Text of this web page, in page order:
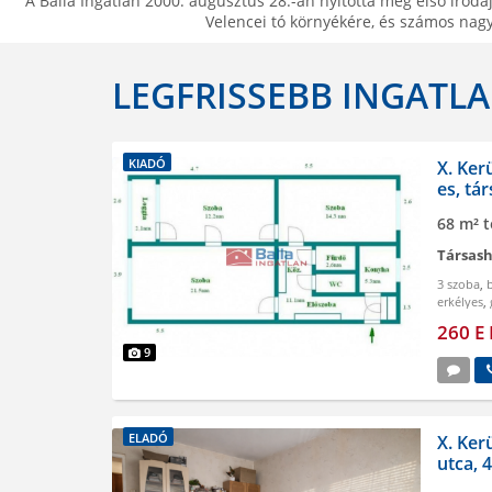
Velencei tó környékére, és számos
LEGFRISSEBB
KIADÓ
9
X.
es,
68 m²
3 szoba,
erkélyes,
260 E
ELADÓ
X.
utca,